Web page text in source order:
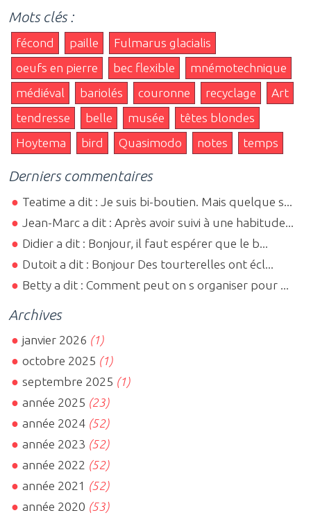
Mots clés :
fécond paille
Fulmarus glacialis
oeufs en pierre
bec flexible
mnémotechnique
médiéval
bariolés couronne recyclage
Art
tendresse
belle musée
têtes blondes
Hoytema
bird Quasimodo notes temps
Derniers commentaires
Teatime a dit : Je suis bi-boutien. Mais quelque s...
Jean-Marc a dit : Après avoir suivi à une habitude...
Didier a dit : Bonjour, il faut espérer que le b...
Dutoit a dit : Bonjour Des tourterelles ont écl...
Betty a dit : Comment peut on s organiser pour ...
Archives
janvier 2026 (1)
octobre 2025 (1)
septembre 2025 (1)
année 2025 (23)
année 2024 (52)
année 2023 (52)
année 2022 (52)
année 2021 (52)
année 2020 (53)